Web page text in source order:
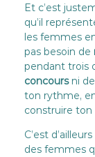
Et c’est
qu’il
les femmes
pas besoin de
pendant trois
concoursni de
ton rythme,
construire ton
C’est
des femmes